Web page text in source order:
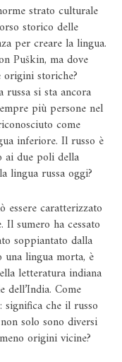
strato culturale
storico delle
per creare la lingua.
Puškin, ma dove
origini storiche?
si sta ancora
più persone nel
come
inferiore. Il russo è
ai due poli della
lingua russa oggi?
caratterizzato
sumero ha cessato
soppiantato dalla
una lingua morta, è
letteratura indiana
dell’India. Come
significa che il russo
solo sono diversi
origini vicine?